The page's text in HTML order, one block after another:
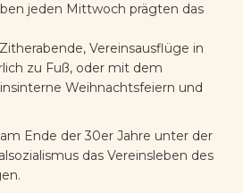
jeden Mittwoch prägten das
Vereinsausflüge in
zu Fuß, oder mit dem
Weihnachtsfeiern und
Ende der 30er Jahre unter der
das Vereinsleben des